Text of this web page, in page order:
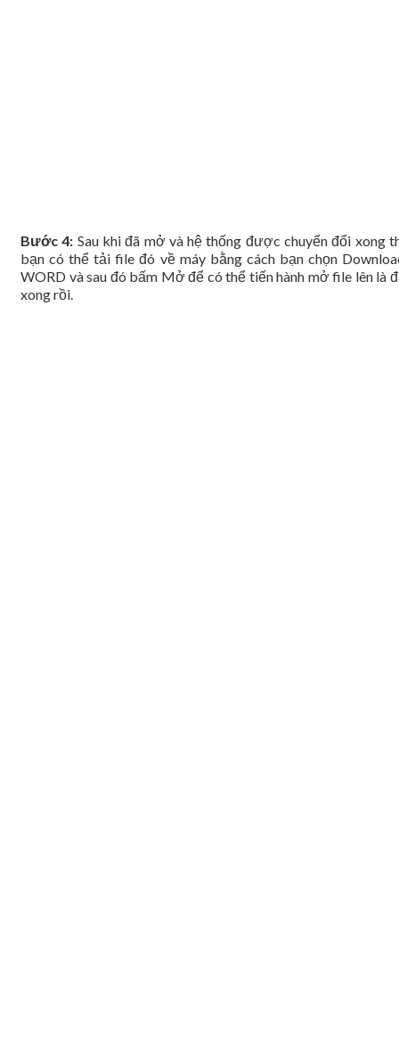
Bước 4: Sau khi đã mở và hệ thống được chuyển đổi xong
bạn có thể tải file đó về máy bằng cách bạn chọn
WORD và sau đó bấm Mở để có thể tiến hành mở file lên là
xong rồi.